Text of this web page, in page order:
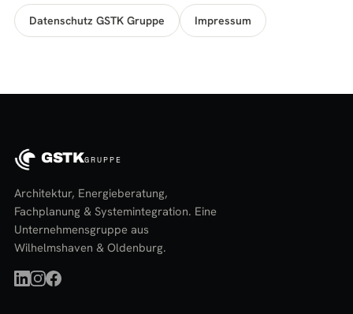
Datenschutz GSTK Gruppe Impressum
GSTKGRUPPE
Architektur, Energieberatung,
Fachplanung & Systemintegration. Eine
Unternehmensgruppe aus
Wilhelmshaven & Oldenburg.